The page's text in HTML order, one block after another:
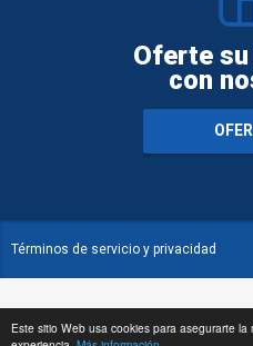
Este sitio Web usa cookies para asegurarte la
Oferte
con
Términos de servicio y privacidad